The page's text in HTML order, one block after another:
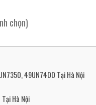
chọn)
49UN7400 Tại Hà Nội
Hà Nội